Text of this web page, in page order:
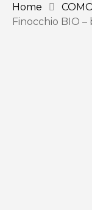
Home
Finocchio BIO –